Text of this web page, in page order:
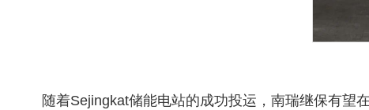
随着Sejingkat储能电站的成功投运，南瑞继保有望